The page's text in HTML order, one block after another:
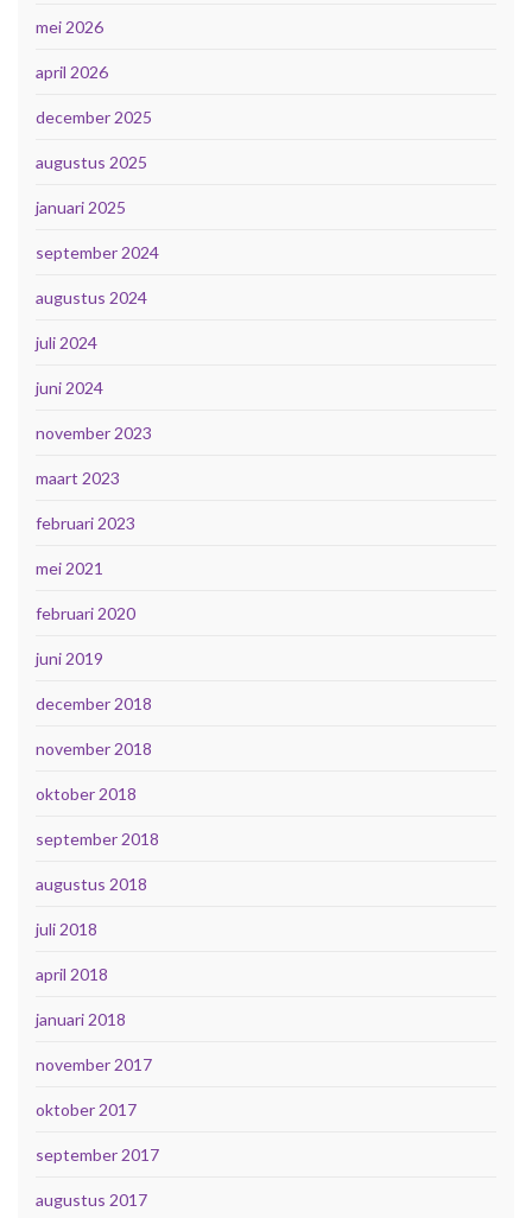
mei 2026
april 2026
december 2025
augustus 2025
januari 2025
september 2024
augustus 2024
juli 2024
juni 2024
november 2023
maart 2023
februari 2023
mei 2021
februari 2020
juni 2019
december 2018
november 2018
oktober 2018
september 2018
augustus 2018
juli 2018
april 2018
januari 2018
november 2017
oktober 2017
september 2017
augustus 2017